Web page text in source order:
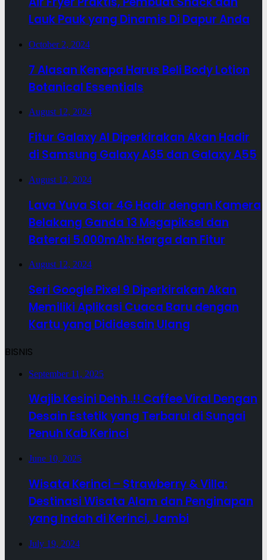
Lauk Pauk yang Dinamis Di Dapur Anda
October 2, 2024
7 Alasan Kenapa Harus Beli Body Lotion
Botanical Essentials
August 12, 2024
Fitur Galaxy AI Diperkirakan Akan Hadir
di Samsung Galaxy A35 dan Galaxy A55
August 12, 2024
Lava Yuva Star 4G Hadir dengan Kamera
Belakang Ganda 13 Megapiksel dan
Baterai 5.000mAh: Harga dan Fitur
August 12, 2024
Seri Google Pixel 9 Diperkirakan Akan
Memiliki Aplikasi Cuaca Baru dengan
Kartu yang Dididesain Ulang
BISNIS
September 11, 2025
Wajib Kesini Dehh..!! Caffee Viral Dengan
Desain Estetik yang Terbarui di Sungai
Penuh Kab Kerinci
June 10, 2025
Wisata Kerinci – Strawberry & Villa:
Destinasi Wisata Alam dan Penginapan
yang Indah di Kerinci, Jambi
July 19, 2024